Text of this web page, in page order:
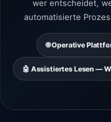
wer entscheidet,
automatisierte
🌐 Operative
🤖 Assistiertes Lesen —